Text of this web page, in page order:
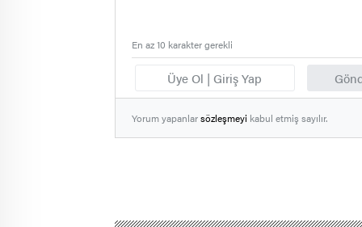
Üye Ol | Giriş Yap
En az 10 karakter gerekli
Yorum yapanlarsözleşmeyi kabul etmiş sayılır.